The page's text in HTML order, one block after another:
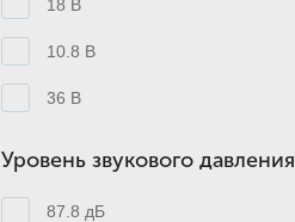
18 В
10.8 В
36 В
Уровень звукового давления
87.8 дБ